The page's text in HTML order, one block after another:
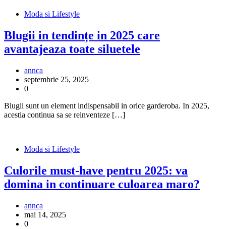
Moda si Lifestyle
Blugii in tendințe in 2025 care
avantajeaza toate siluetele
annca
septembrie 25, 2025
0
Blugii sunt un element indispensabil in orice garderoba. In 2025,
acestia continua sa se reinventeze […]
Moda si Lifestyle
Culorile must-have pentru 2025: va
domina in continuare culoarea maro?
annca
mai 14, 2025
0